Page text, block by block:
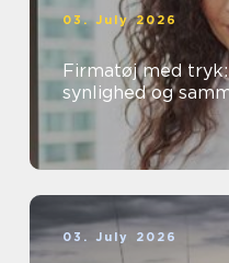
03. July 2026
Firmatøj med
synlighed og
03. July 2026